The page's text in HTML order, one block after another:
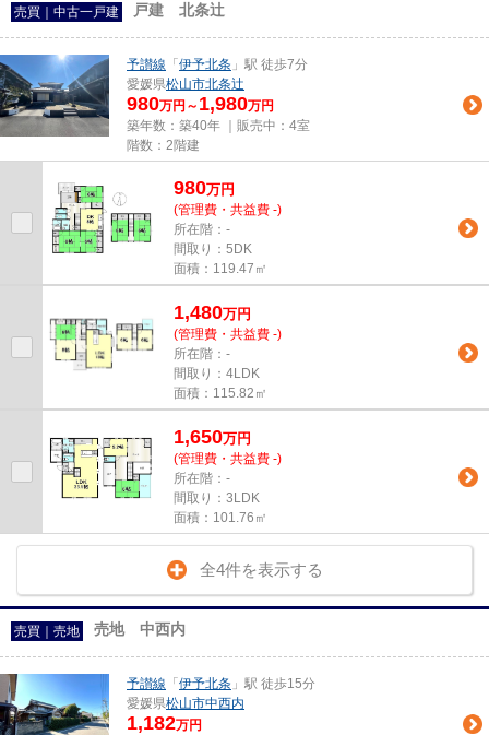
売買｜中古一戸建 戸建 北条辻
予讃線 「 伊予北条 」駅 徒歩7分
愛媛県松山市北条辻
980万円～ 1,980万円
築年数：築40年 ｜販売中： 4室
階数：2階建
980万円
(管理費・共益費 -)
所在階：-
間取り：5DK
面積：119.47㎡
1,480万円
(管理費・共益費 -)
所在階：-
間取り：4LDK
面積：115.82㎡
1,650万円
(管理費・共益費 -)
所在階：-
間取り：3LDK
面積：101.76㎡
全4件を表示する
売買｜売地 売地 中西内
予讃線 「 伊予北条 」駅 徒歩15分
愛媛県松山市中西内
1,182万円